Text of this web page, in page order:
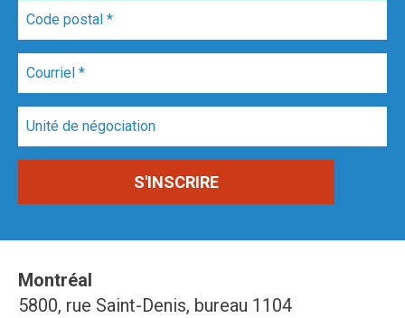
Montréal
5800, rue Saint-Denis, bureau 1104